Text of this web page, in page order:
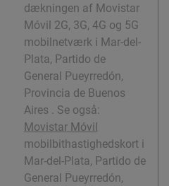
dækningen af Movistar
Móvil 2G, 3G, 4G og 5G
mobilnetværk i Mar-del-
Plata, Partido de
General Pueyrredón,
Provincia de Buenos
Aires . Se også:
Movistar Móvil
mobilbithastighedskort i
Mar-del-Plata, Partido de
General Pueyrredón,